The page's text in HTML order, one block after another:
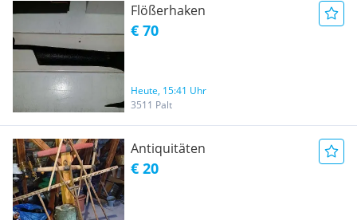
Flößerhaken
€ 70
Heute, 15:41 Uhr
3511 Palt
Antiquitäten
€ 20